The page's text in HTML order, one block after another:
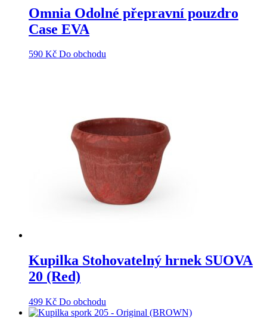
Omnia Odolné přepravní pouzdro
Case EVA
590 Kč Do obchodu
Kupilka Stohovatelný hrnek SUOVA
20 (Red)
499 Kč Do obchodu